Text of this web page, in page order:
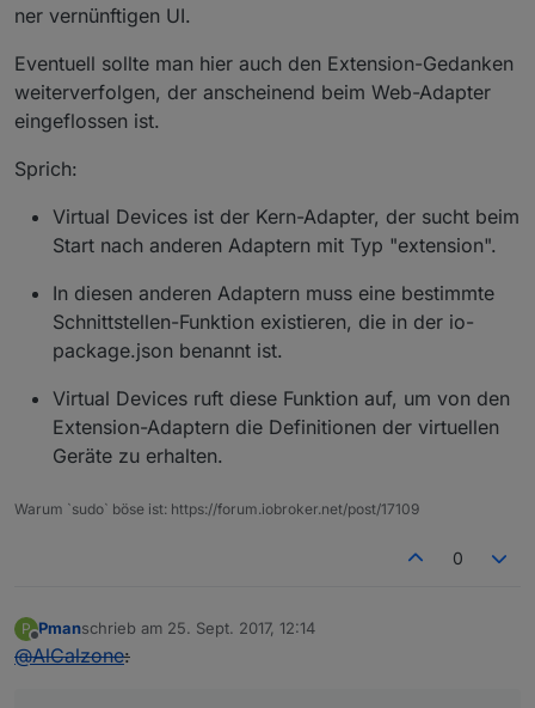
VirtualDevice.prototype.convertValue = function (
if (typeof func !== 'function') {
return
val
return func(
ner vernünftigen UI.
Eventuell sollte man hier auch den Extension-Gedanken
weiterverfolgen, der anscheinend beim Web-Adapter
eingeflossen ist.
Sprich:
Virtual Devices ist der Kern-Adapter, der sucht beim
Start nach anderen Adaptern mit Typ "extension".
In diesen anderen Adaptern muss eine bestimmte
Schnittstellen-Funktion existieren, die in der io-
package.json benannt ist.
Virtual Devices ruft diese Funktion auf, um von den
Extension-Adaptern die Definitionen der virtuellen
Geräte zu erhalten.
Warum `sudo` böse ist: https://forum.iobroker.net/post/17109
0
P
Offline
Pmanschrieb am 25. Sept. 2017, 12:14
zuletzt editiert von10. Apr. 2017, 19:52
@AlCalzone: